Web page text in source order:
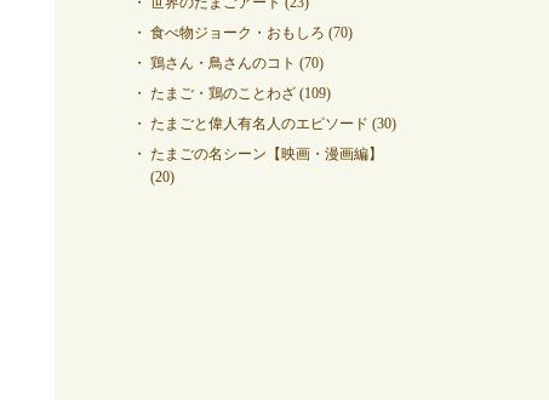
食べ物ジョーク・おもしろ (70)
鶏さん・鳥さんのコト (70)
たまご・鶏のことわざ (109)
たまごと偉人有名人のエピソード (30)
たまごの名シーン【映画・漫画編】
(20)